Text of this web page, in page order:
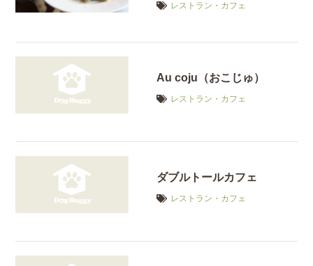
レストラン・カフェ
Au coju（おこじゅ）
レストラン・カフェ
ダブルトールカフェ
レストラン・カフェ